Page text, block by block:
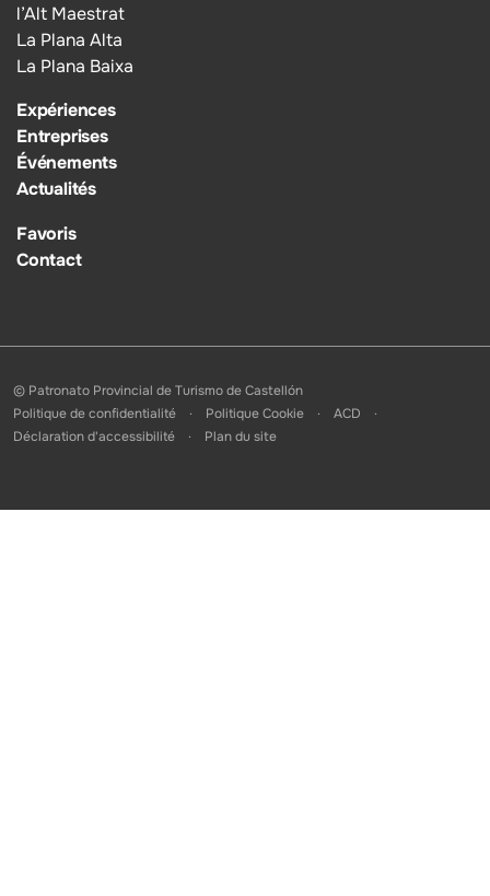
l’Alt Maestrat
La Plana Alta
La Plana Baixa
Expériences
Entreprises
Événements
Actualités
Favoris
Contact
© Patronato Provincial de Turismo de Castellón
Politique de confidentialité
Politique Cookie
ACD
Déclaration d'accessibilité
Plan du site